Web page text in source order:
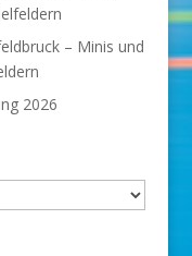
– Minis und
2026